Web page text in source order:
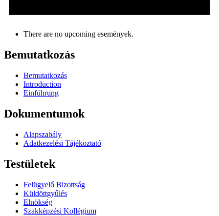
There are no upcoming események.
Bemutatkozás
Bemutatkozás
Introduction
Einführung
Dokumentumok
Alapszabály
Adatkezelési Tájékoztató
Testületek
Felügyelő Bizottság
Küldöttgyűlés
Elnökség
Szakképzési Kollégium